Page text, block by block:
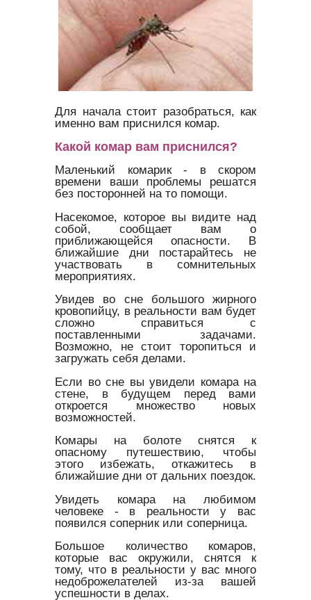
Для начала стоит разобраться, как
именно вам приснился комар.
Какой комар вам приснился?
Маленький комарик - в скором
времени ваши проблемы решатся
без посторонней на то помощи.
Насекомое, которое вы видите над
собой, сообщает вам о
приближающейся опасности. В
ближайшие дни постарайтесь не
участвовать в сомнительных
мероприятиях.
Увидев во сне большого жирного
кровопийцу, в реальности вам будет
сложно справиться с
поставленными задачами.
Возможно, не стоит торопиться и
загружать себя делами.
Если во сне вы увидели комара на
стене, в будущем перед вами
откроется множество новых
возможностей.
Комары на болоте снятся к
опасному путешествию, чтобы
этого избежать, откажитесь в
ближайшие дни от дальних поездок.
Увидеть комара на любимом
человеке - в реальности у вас
появился соперник или соперница.
Большое количество комаров,
которые вас окружили, снятся к
тому, что в реальности у вас много
недоброжелателей из-за вашей
успешности в делах.